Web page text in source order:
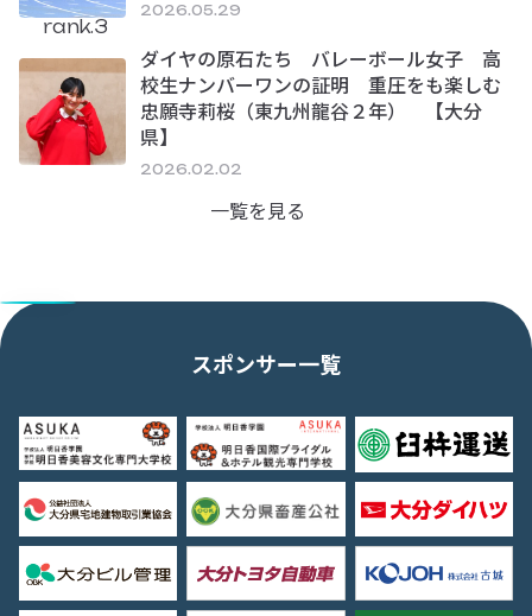
2026.05.29
rank.3
ダイヤの原石たち バレーボール女子 高
校生ナンバーワンの証明 重圧をも楽しむ
忠願寺莉桜（東九州龍谷２年） 【大分
県】
2026.02.02
一覧を見る
スポンサー一覧